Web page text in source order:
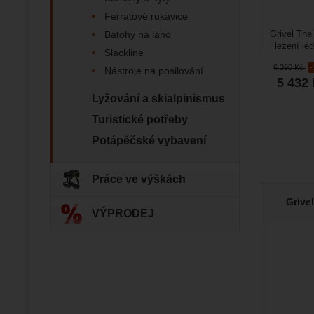
Díky
nám
Tyto
Jejich
Data
nejsme
6 390Kč -
5 432
Grivel
i lezení
Ferratové rukavice
Batohy na lano
Slackline
Nástroje na posilování
Lyžování a skialpinismus
Turistické potřeby
Potápěčské vybavení
Práce ve výškách
VÝPRODEJ